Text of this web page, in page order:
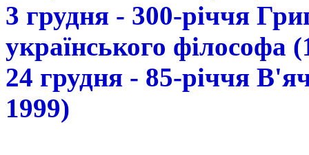
3 грудня - 300-річчя
українського філософа
24 грудня - 85-річчя
1999)